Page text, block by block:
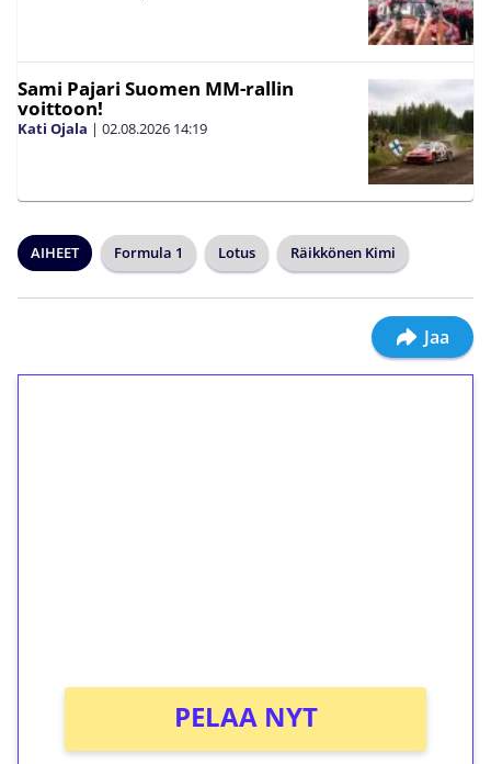
Sami Pajari Suomen MM-rallin
voittoon!
Kati Ojala | 02.08.2026 14:19
AIHEET Formula 1 Lotus Räikkönen Kimi
Jaa
PELAA NYT